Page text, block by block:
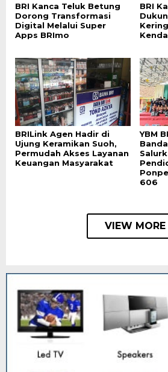
BRI Kanca Teluk Betung
Dorong Transformasi
Digital Melalui Super
Apps BRImo
BRI
BRILink Agen Hadir di
Ujung Keramikan Suoh,
Permudah Akses Layanan
Keuangan Masyarakat
YBM
606
VIEW MORE